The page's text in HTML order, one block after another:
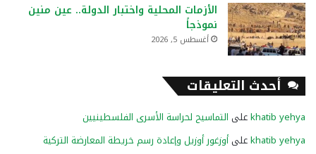
الأزمات المحلية واختبار الدولة.. عين منين
نموذجاً
أغسطس 5, 2026
أحدث التعليقات
khatib yehyaعلى التماسيح لحراسة الأسرى الفلسطينيين
khatib yehyaعلىأوزغور أوزيل وإعادة رسم خريطة المعارضة التركية